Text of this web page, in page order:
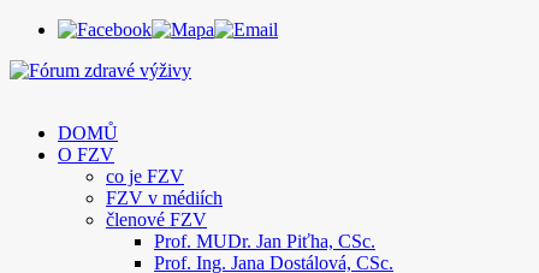
DOMŮ
O FZV
co je FZV
FZV v médiích
členové FZV
Prof. MUDr. Jan Piťha, CSc.
Prof. Ing. Jana Dostálová, CSc.